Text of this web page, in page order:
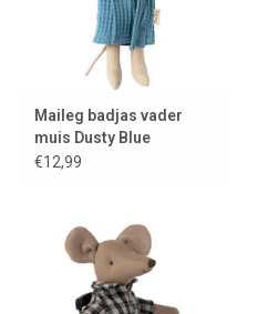
Geschikt vanaf 3 jaar.
Maileg badjas vader
muis Dusty Blue
€12,99